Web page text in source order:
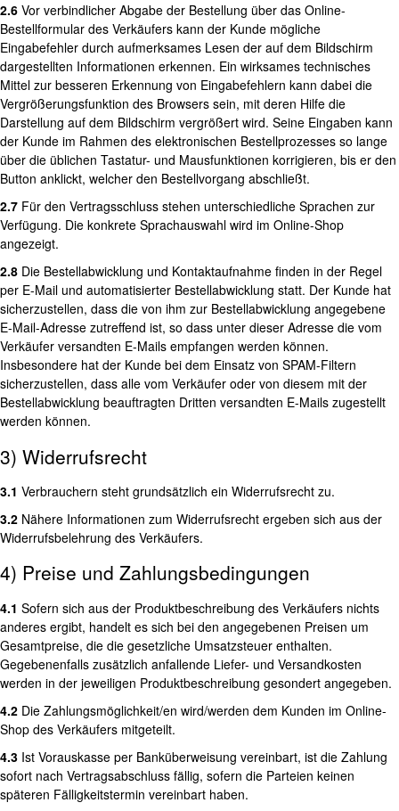
2.6 Vor verbindlicher Abgabe der Bestellung über das Online-
Bestellformular des Verkäufers kann der Kunde mögliche
Eingabefehler durch aufmerksames Lesen der auf dem Bildschirm
dargestellten Informationen erkennen. Ein wirksames technisches
Mittel zur besseren Erkennung von Eingabefehlern kann dabei die
Vergrößerungsfunktion des Browsers sein, mit deren Hilfe die
Darstellung auf dem Bildschirm vergrößert wird. Seine Eingaben kann
der Kunde im Rahmen des elektronischen Bestellprozesses so lange
über die üblichen Tastatur- und Mausfunktionen korrigieren, bis er den
Button anklickt, welcher den Bestellvorgang abschließt.
2.7 Für den Vertragsschluss stehen unterschiedliche Sprachen zur
Verfügung. Die konkrete Sprachauswahl wird im Online-Shop
angezeigt.
2.8 Die Bestellabwicklung und Kontaktaufnahme finden in der Regel
per E-Mail und automatisierter Bestellabwicklung statt. Der Kunde hat
sicherzustellen, dass die von ihm zur Bestellabwicklung angegebene
E-Mail-Adresse zutreffend ist, so dass unter dieser Adresse die vom
Verkäufer versandten E-Mails empfangen werden können.
Insbesondere hat der Kunde bei dem Einsatz von SPAM-Filtern
sicherzustellen, dass alle vom Verkäufer oder von diesem mit der
Bestellabwicklung beauftragten Dritten versandten E-Mails zugestellt
werden können.
3) Widerrufsrecht
3.1 Verbrauchern steht grundsätzlich ein Widerrufsrecht zu.
3.2 Nähere Informationen zum Widerrufsrecht ergeben sich aus der
Widerrufsbelehrung des Verkäufers.
4) Preise und Zahlungsbedingungen
4.1 Sofern sich aus der Produktbeschreibung des Verkäufers nichts
anderes ergibt, handelt es sich bei den angegebenen Preisen um
Gesamtpreise, die die gesetzliche Umsatzsteuer enthalten.
Gegebenenfalls zusätzlich anfallende Liefer- und Versandkosten
werden in der jeweiligen Produktbeschreibung gesondert angegeben.
4.2 Die Zahlungsmöglichkeit/en wird/werden dem Kunden im Online-
Shop des Verkäufers mitgeteilt.
4.3 Ist Vorauskasse per Banküberweisung vereinbart, ist die Zahlung
sofort nach Vertragsabschluss fällig, sofern die Parteien keinen
späteren Fälligkeitstermin vereinbart haben.